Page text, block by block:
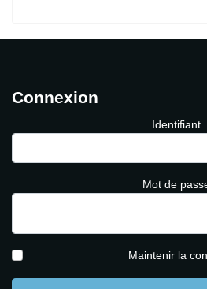
Connexion
Identifiant
Mot de
Maintenir la